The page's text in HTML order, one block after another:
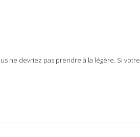
ne devriez pas prendre à la légère. Si votre